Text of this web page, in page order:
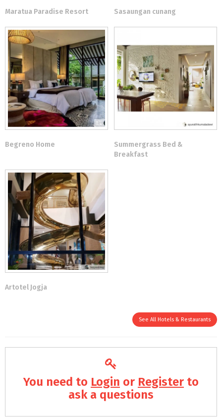
Maratua Paradise Resort Sasaungan cunang
Begreno Home
Summergrass Bed &
Breakfast
Artotel Jogja
See All Hotels & Restaurants
You need to Login or Register to
ask a questions